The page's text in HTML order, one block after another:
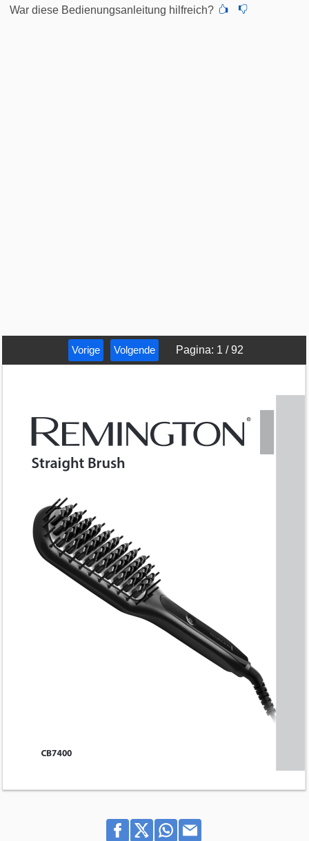
War diese Bedienungsanleitung hilfreich?
Vorige Volgende Pagina: 1 /92